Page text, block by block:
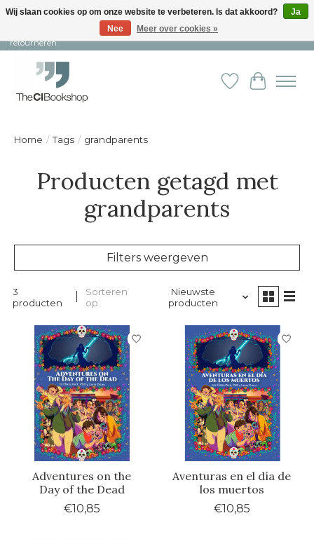
Snelle levering en persoonlijke service ︱ Niet goed? Geld terug! ︱ Gratis
retourneren.
Verlanglijst
Home / Tags / grandparents
Producten getagd met
grandparents
Filters weergeven
3
producten
Sorteren
op
Nieuwste
producten
Adventures on the
Day of the Dead
€10,85
Aventuras en el día de
los muertos
€10,85
Wij slaan cookies op om onze website te verbeteren. Is dat akkoord?
Ja
Nee
Meer over cookies »